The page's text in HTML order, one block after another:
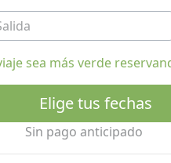
sea más verde
Elige tus fechas
Sin pago anticipado